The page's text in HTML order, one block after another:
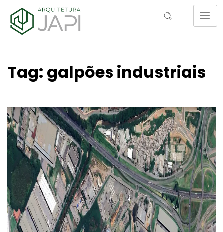
Tag: galpões industriais